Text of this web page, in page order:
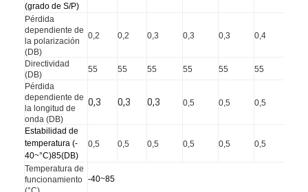
Habla Ahora.
MPO MTP
WDM MUX DEMUX
divisor del plc de la fibra óptica
cable de fribra óptica
(grado de S/P)
Pérdida
dependiente de
la polarización
(DB)
0,2 0,2 0,3 0,3 0,3 0,4
Directividad
(DB)
55 55 55 55 55
55
Pérdida
dependiente de
la longitud de
onda (DB)
0,3 0,3 0,3 0,5 0,5 0,5
Estabilidad de
temperatura (-
40~°C)85(DB)
0,5 0,5 0,5 0,5 0,5 0,5
Temperatura de
funcionamiento -40~85